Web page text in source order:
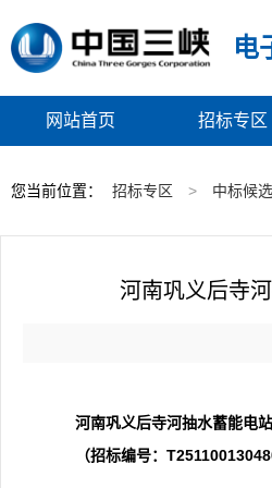
电
网站首页 招标专区
您当前位置： 招标专区 > 中标候
河南巩义后寺
河南巩义后寺河抽水蓄能电
（招标编号：